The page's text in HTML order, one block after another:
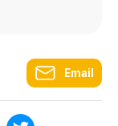
Email